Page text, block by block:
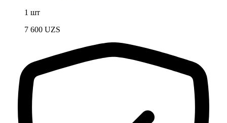
1 шт
7 600 UZS